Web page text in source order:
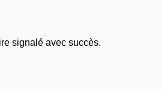
signalé avec succès.